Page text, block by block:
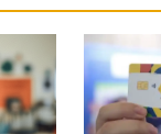
EDUCAÇÃO